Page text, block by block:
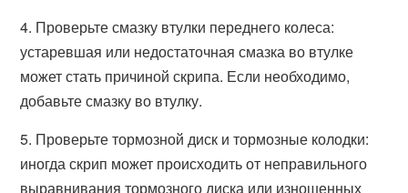
4. Проверьте смазку втулки переднего колеса:
устаревшая или недостаточная смазка во втулке
может стать причиной скрипа. Если необходимо,
добавьте смазку во втулку.
5. Проверьте тормозной диск и тормозные колодки:
иногда скрип может происходить от неправильного
выравнивания тормозного диска или изношенных